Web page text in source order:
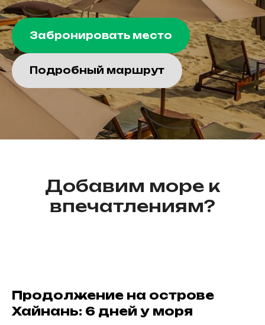
Забронировать место
Подробный маршрут
Добавим море к
впечатлениям?
Продолжение на острове
Хайнань: 6 дней у моря